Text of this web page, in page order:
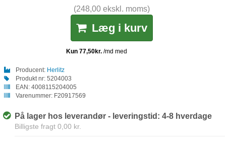
(248,00 ekskl. moms)
Læg i kurv
Producent: Herlitz
Produkt nr: 5204003
EAN: 4008115204005
Varenummer: F20917569
På lager hos leverandør - leveringstid: 4-8 hverdage
Billigste fragt 0,00 kr.